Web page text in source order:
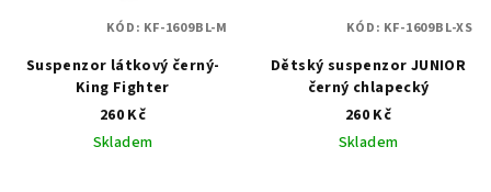
Suspenzor látkový černý-
King Fighter
260 Kč
Skladem
KÓD: KF-1609BL-M
Dětský suspenzor JUNIOR
černý chlapecký
260 Kč
Skladem
KÓD: KF-1609BL-XS